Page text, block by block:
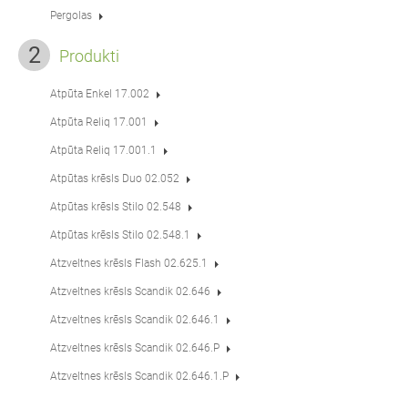
Dezinfekcijas stacijas
igauņu
Pergolas
Produkti
Atpūta Enkel 17.002
Atpūta Reliq 17.001
Atpūta Reliq 17.001.1
Atpūtas krēsls Duo 02.052
Atpūtas krēsls Stilo 02.548
Atpūtas krēsls Stilo 02.548.1
Atzveltnes krēsls Flash 02.625.1
Atzveltnes krēsls Scandik 02.646
Atzveltnes krēsls Scandik 02.646.1
Atzveltnes krēsls Scandik 02.646.P
Atzveltnes krēsls Scandik 02.646.1.P